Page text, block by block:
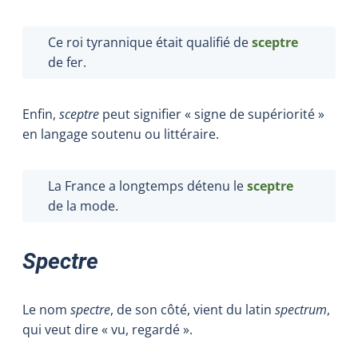
Ce roi tyrannique était qualifié desceptre
de fer.
Enfin, sceptre peut signifier « signe de supériorité »
en langage soutenu ou littéraire.
La France a longtemps détenu lesceptre
de la mode.
Spectre
Le nom spectre, de son côté, vient du latin spectrum,
qui veut dire « vu, regardé ».